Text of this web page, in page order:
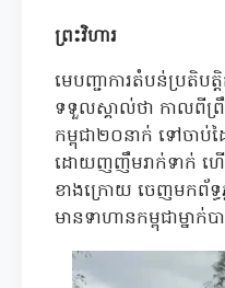
ព្រះវិហារ
មេបញ្ជាការតំបន់ប្រតិ
ទទួលស្គាល់ថា កាលពីព្
កម្ពុជា២០នាក់ ទៅចា
ដោយញញឹមរាក់ទាក់ ហើយ
ខាងក្រោយ ចេញមកព័ទ្ធ
មានទាហានកម្ពុជាម្នាក់